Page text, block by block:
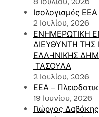
Ισολογισμός
2 Ιουλίου, 2026
ΕΝΗΜΕΡΩΤΙΚΗ
ΔΙΕΥΘΥΝΤΗ
ΕΛΛΗΝΙΚΗΣ
ΤΑΣΟΥΛΑ
2 Ιουλίου, 2026
ΕΕΑ –
19 Ιουνίου, 2026
Γιώργος